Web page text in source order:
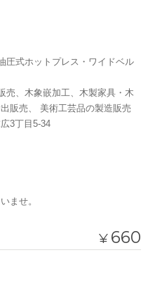
圧式ホットプレス・ワイドベル
売、木象嵌加工、木製家具・木
販売、 美術工芸品の製造販売
3丁目5-34
ませ。
¥ 660